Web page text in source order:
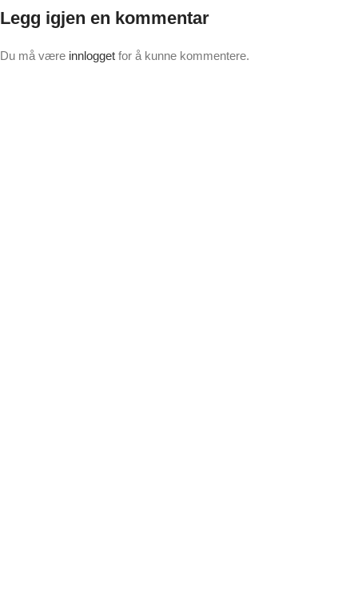
Legg igjen en kommentar
Du må være innlogget for å kunne kommentere.